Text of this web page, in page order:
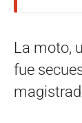
La moto,
fue